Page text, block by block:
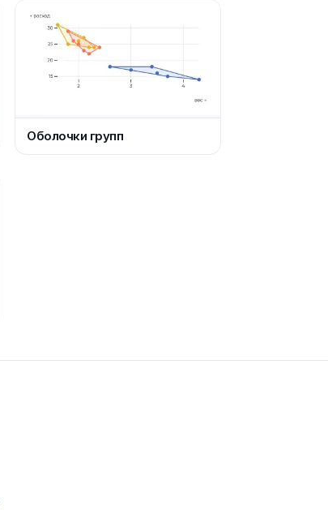
Оболочки групп